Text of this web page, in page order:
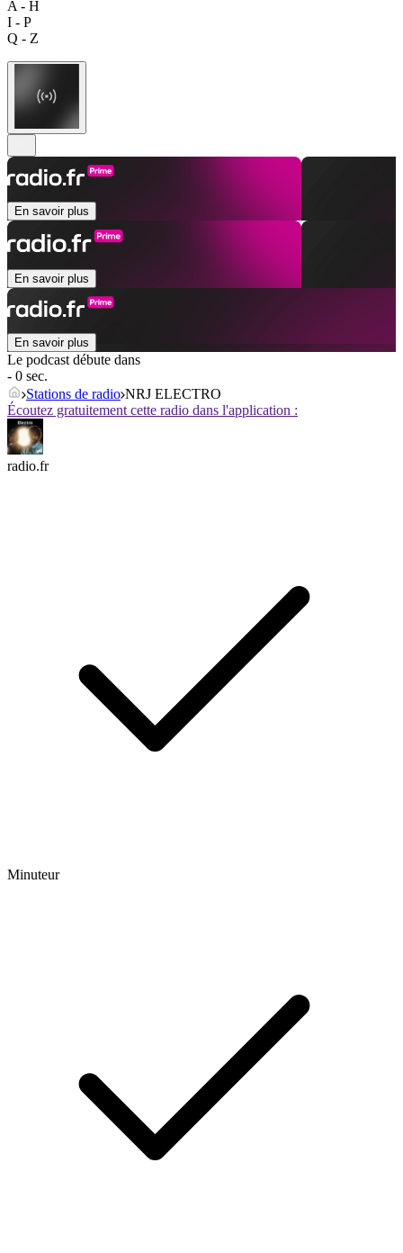
A - H
I - P
Q - Z
En savoir plus
En savoir plus
En savoir plus
Le podcast débute dans
- 0 sec.
Stations de radio NRJ ELECTRO
Écoutez gratuitement cette radio dans l'application :
radio.fr
Minuteur